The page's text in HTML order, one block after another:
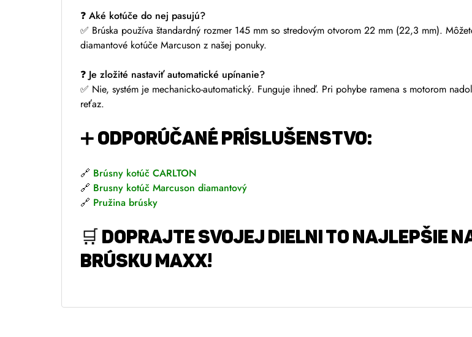
❓ Aké kotúče do nej pasujú?
✅ Brúska používa štandardný rozmer 145 mm so stredovým otvorom 22 mm (22,3 mm).
diamantové kotúče Marcuson z našej ponuky.
❓ Je zložité nastaviť automatické upínanie?
✅ Nie, systém je mechanicko-automatický. Funguje ihneď. Pri pohybe ramena s motorom
reťaz.
➕ ODPORÚČANÉ PRÍSLUŠENSTVO:
🔗 Brúsny kotúč CARLTON
🔗 Brusny kotúč Marcuson diamantový
🔗 Pružina brúsky
🛒 DOPRAJTE SVOJEJ DIELNI TO NAJLEPŠIE
BRÚSKU MAXX!